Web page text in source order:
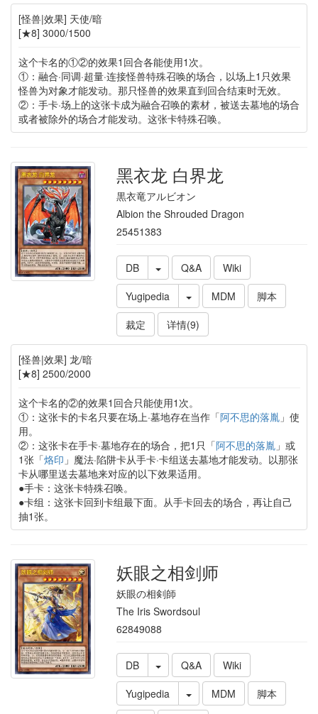
[怪兽|效果] 天使/暗
[★8] 3000/1500
这个卡名的①②的效果1回合各能使用1次。
①：融合·同调·超量·连接怪兽特殊召唤的场合，以场上1只效果
怪兽为对象才能发动。那只怪兽的效果直到回合结束时无效。
②：手卡·场上的这张卡成为融合召唤的素材，被送去墓地的场合
或者被除外的场合才能发动。这张卡特殊召唤。
黑衣龙 白界龙
黒衣竜アルビオン
Albion the Shrouded Dragon
25451383
DB Q&A
Wiki
Yugipedia
MDM
脚本
裁定
详情(9)
[怪兽|效果] 龙/暗
[★8] 2500/2000
这个卡名的②的效果1回合只能使用1次。
①：这张卡的卡名只要在场上·墓地存在当作「阿不思的落胤」使
用。
②：这张卡在手卡·墓地存在的场合，把1只「阿不思的落胤」或
1张「烙印 」魔法·陷阱卡从手卡·卡组送去墓地才能发动。以那张
卡从哪里送去墓地来对应的以下效果适用。
●手卡：这张卡特殊召唤。
●卡组：这张卡回到卡组最下面。从手卡回去的场合，再让自己
抽1张。
妖眼之相剑师
妖眼の相剣師
The Iris Swordsoul
62849088
DB Q&A
Wiki
Yugipedia
MDM
脚本